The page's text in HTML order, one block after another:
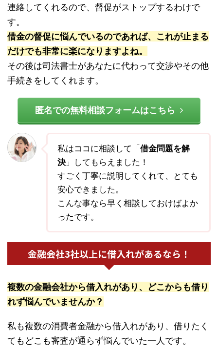
連絡してくれるので、督促がストップするわけで
す。
借金の督促に悩んでいるのであれば、これが止まる
だけでも非常に楽になりますよね。
その後は司法書士があなたに代わって交渉やその他
手続きをしてくれます。
匿名での無料相談フォームはこちら
私はココに相談して「 借金問題を解
決」してもらえました！
すごく丁寧に説明してくれて、とても
安心できました。
こんな事なら早く相談しておけばよか
ったです。
金融会社3社以上に借入れがあるなら！
複数の金融会社から借入れがあり、どこからも借り
れず悩んでいませんか？
私も複数の消費者金融から借入れがあり、借りたく
てもどこも審査が通らず悩んでいた一人です。